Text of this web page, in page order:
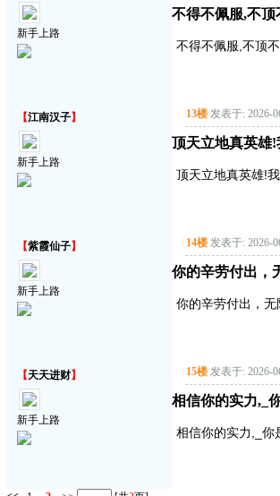
新手上路
不得不佩服,不
不得不佩服,不顶
【江南汉子】
新手上路
13楼 发表于: 2026-
顶天立地真英雄
顶天立地真英雄!
【紫霞仙子】
新手上路
14楼 发表于: 2026-
你的辛劳付出，
你的辛劳付出，无
【天天进财】
新手上路
15楼 发表于: 2026-
相信你的实力,_
相信你的实力,_你